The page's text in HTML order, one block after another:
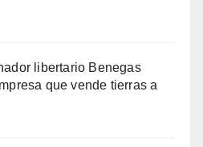
libertario Benegas
que vende tierras a